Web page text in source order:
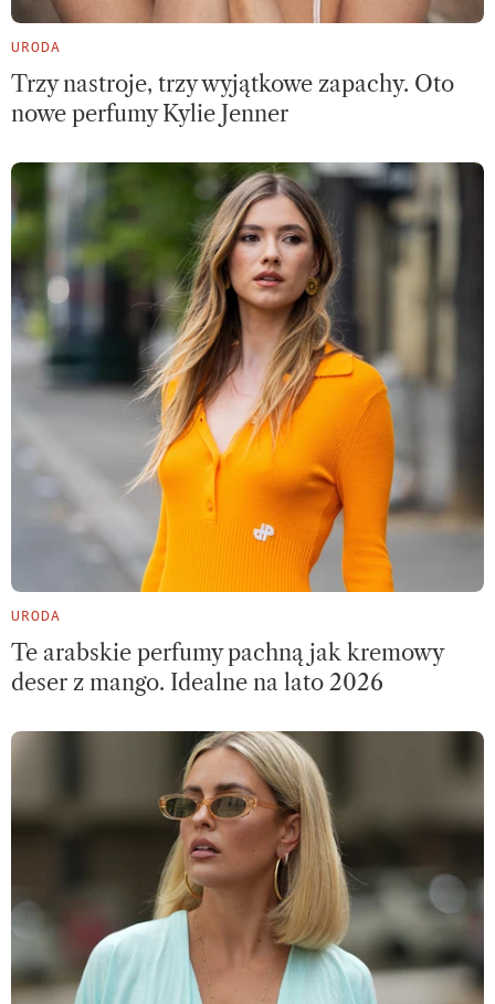
URODA
Trzy nastroje, trzy wyjątkowe zapachy. Oto
nowe perfumy Kylie Jenner
URODA
Te arabskie perfumy pachną jak kremowy
deser z mango. Idealne na lato 2026